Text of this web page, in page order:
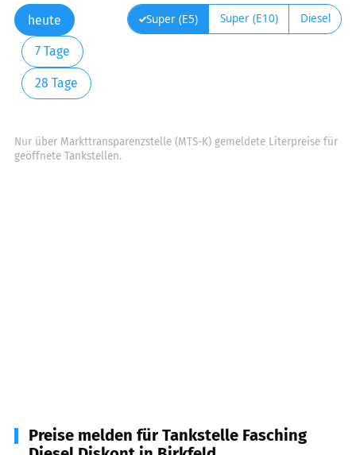
heute
7 Tage
28 Tage
Super (E5) Super (E10) Diesel
Nur über Markttransparenzstelle (MTS-K) gemeldete Literpreise für
geöffnete Tankstellen.
Preise melden für Tankstelle Fasching